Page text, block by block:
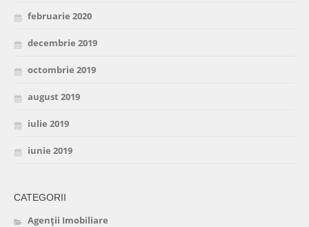
februarie 2020
decembrie 2019
octombrie 2019
august 2019
iulie 2019
iunie 2019
CATEGORII
Agenții Imobiliare